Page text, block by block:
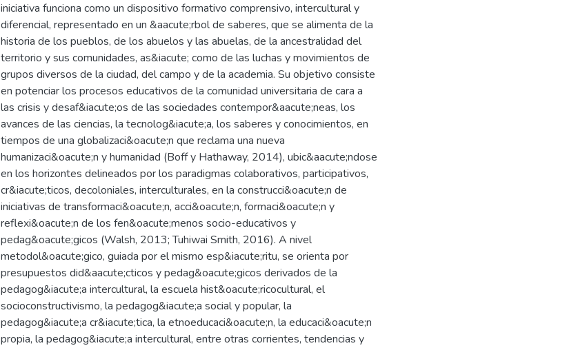
iniciativa funciona como un dispositivo formativo comprensivo, intercultural y
diferencial, representado en un &aacute;rbol de saberes, que se alimenta de la
historia de los pueblos, de los abuelos y las abuelas, de la ancestralidad del
territorio y sus comunidades, as&iacute; como de las luchas y movimientos de
grupos diversos de la ciudad, del campo y de la academia. Su objetivo consiste
en potenciar los procesos educativos de la comunidad universitaria de cara a
las crisis y desaf&iacute;os de las sociedades contempor&aacute;neas, los
avances de las ciencias, la tecnolog&iacute;a, los saberes y conocimientos, en
tiempos de una globalizaci&oacute;n que reclama una nueva
humanizaci&oacute;n y humanidad (Boff y Hathaway, 2014), ubic&aacute;ndose
en los horizontes delineados por los paradigmas colaborativos, participativos,
cr&iacute;ticos, decoloniales, interculturales, en la construcci&oacute;n de
iniciativas de transformaci&oacute;n, acci&oacute;n, formaci&oacute;n y
reflexi&oacute;n de los fen&oacute;menos socio-educativos y
pedag&oacute;gicos (Walsh, 2013; Tuhiwai Smith, 2016). A nivel
metodol&oacute;gico, guiada por el mismo esp&iacute;ritu, se orienta por
presupuestos did&aacute;cticos y pedag&oacute;gicos derivados de la
pedagog&iacute;a intercultural, la escuela hist&oacute;ricocultural, el
socioconstructivismo, la pedagog&iacute;a social y popular, la
pedagog&iacute;a cr&iacute;tica, la etnoeducaci&oacute;n, la educaci&oacute;n
propia, la pedagog&iacute;a intercultural, entre otras corrientes, tendencias y